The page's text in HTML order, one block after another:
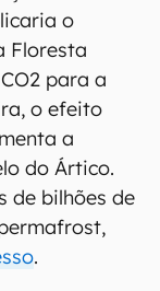
para o
ao liberar
Norte,
do
até a
eventos
na
o